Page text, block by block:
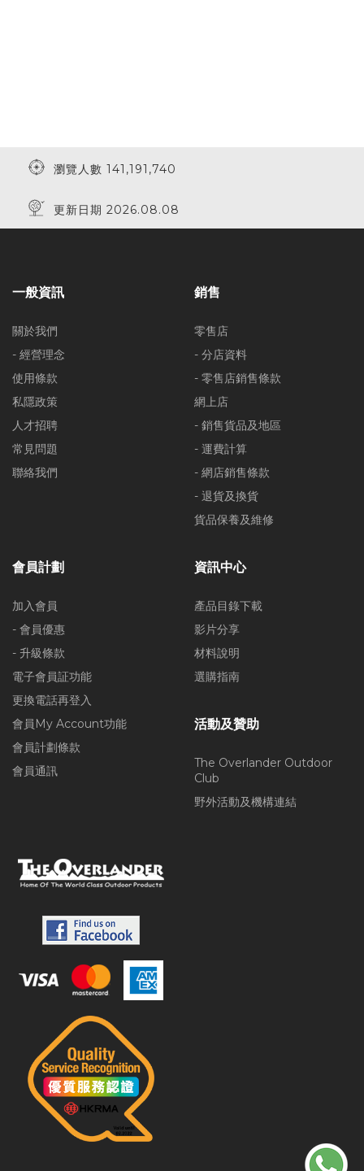
瀏覽人數 141,191,740
更新日期 2026.08.08
一般資訊
關於我們
- 經營理念
使用條款
私隱政策
人才招聘
常見問題
聯絡我們
銷售
零售店
- 分店資料
- 零售店銷售條款
網上店
- 銷售貨品及地區
- 運費計算
- 網店銷售條款
- 退貨及換貨
貨品保養及維修
會員計劃
加入會員
- 會員優惠
- 升級條款
電子會員証功能
更換電話再登入
會員My Account功能
會員計劃條款
會員通訊
資訊中心
產品目錄下載
影片分享
材料說明
選購指南
活動及贊助
The Overlander Outdoor
Club
野外活動及機構連結